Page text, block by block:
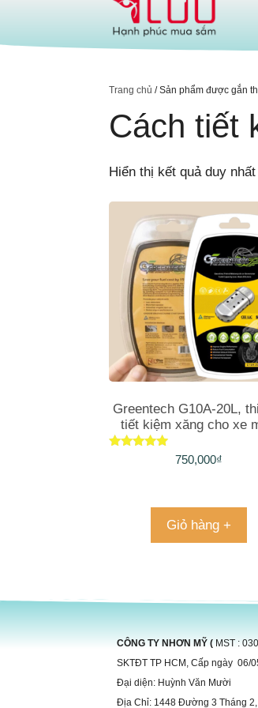
Trang chủ / Sản phẩm được gắn
Cách tiết
Hiển thị kết quả duy nhất
Greentech G10A-20L,
tiết kiệm xăng cho xe
750,000₫
Giỏ hàng +
CÔNG TY NHƠN MỸ ( MST :
SKTĐT TP HCM, Cấp ngày 06/
Đại diện: Huỳnh Văn Mười
Địa Chỉ: 1448 Đường 3 Tháng 2,